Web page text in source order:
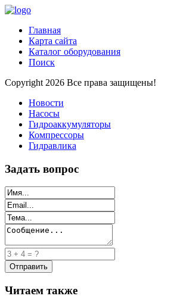
Главная
Карта сайта
Каталог оборудования
Поиск
Copyright 2026 Все права защищены!
Новости
Насосы
Гидроаккумуляторы
Компрессоры
Гидравлика
Задать вопрос
Читаем также